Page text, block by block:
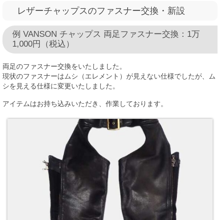
レザーチャップスのファスナー交換・新設
例 VANSON チャップス 両足ファスナー交換：1万
1,000円（税込）
両足のファスナー交換をいたしました。
現状のファスナーはムシ（エレメント）が見えない仕様でしたが、ム
シを見える仕様に変更いたしました。
アイテムはお持ち込みいただき、作業しております。